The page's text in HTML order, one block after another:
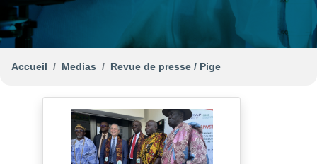
Accueil Medias Revue de presse / Pige